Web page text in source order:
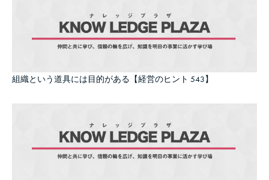
組織という道具には目的がある【経営のヒント 543】